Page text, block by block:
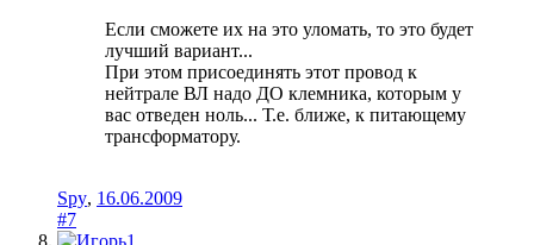
Если сможете их на это уломать, то это будет
лучший вариант...
При этом присоединять этот провод к
нейтрале ВЛ надо ДО клемника, которым у
вас отведен ноль... Т.е. ближе, к питающему
трансформатору.
Spy, 16.06.2009
#7